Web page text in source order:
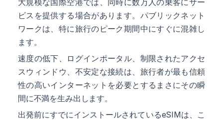
ビスを提供する場合があります。パブリックネット
ワークは、特に旅行のピーク期間中にすぐに混雑し
ます。
速度の低下、ログインポータル、制限されたアクセ
スウィンドウ、不安定な接続は、旅行者が最も信頼
性の高いインターネットを必要とするまさにその瞬
間に不満を生み出します。
出発前にすでにインストールされているeSIMは、こ